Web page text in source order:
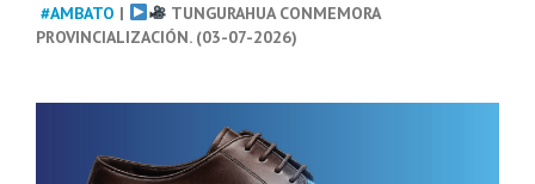
#AMBATO |
TUNGURAHUA CONMEMORA
PROVINCIALIZACIÓN. (03-07-2026)